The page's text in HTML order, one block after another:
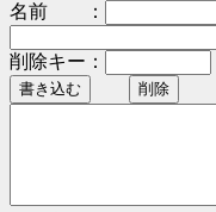
名前 ：
削除キー：